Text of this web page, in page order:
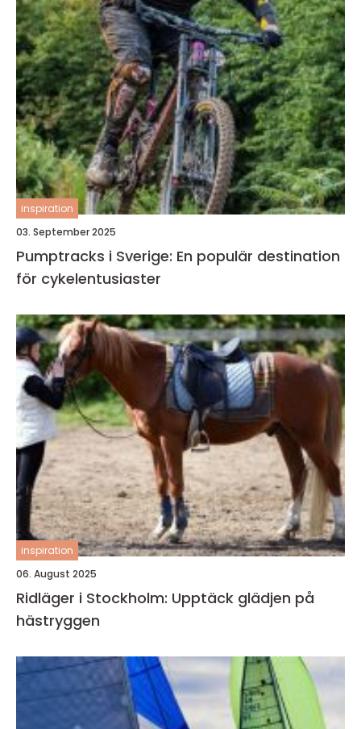
inspiration
03. September 2025
Pumptracks i Sverige: En populär destination
för cykelentusiaster
inspiration
06. August 2025
Ridläger i Stockholm: Upptäck glädjen på
hästryggen